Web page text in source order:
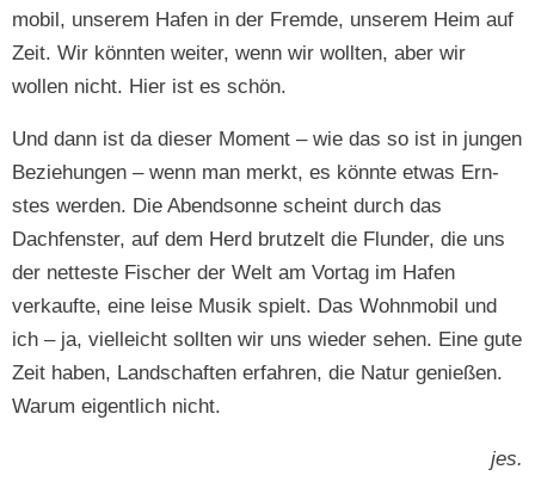
mo­bil, unserem Hafen in der Fremde, unserem Heim auf
Zeit. Wir kön­nten weit­er, wenn wir woll­ten, aber wir
wollen nicht. Hier ist es schön.
Und dann ist da dieser Moment – wie das so ist in jun­gen
Beziehun­gen – wenn man merkt, es kön­nte etwas Ern­
stes wer­den. Die Abend­sonne scheint durch das
Dachfen­ster, auf dem Herd brutzelt die Flun­der, die uns
der netteste Fis­ch­er der Welt am Vortag im Hafen
verkaufte, eine leise Musik spielt. Das Wohn­mo­bil und
ich – ja, vielle­icht soll­ten wir uns wieder sehen. Eine gute
Zeit haben, Land­schaften erfahren, die Natur genießen.
Warum eigentlich nicht.
jes.